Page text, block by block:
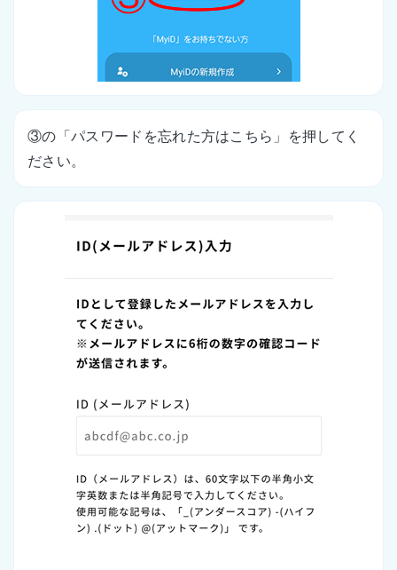
③の「パスワードを忘れた方はこちら」を押してく
ださい。